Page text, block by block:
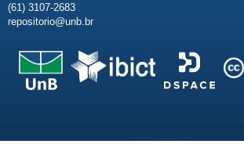
(61) 3107-2683
repositorio@unb.br